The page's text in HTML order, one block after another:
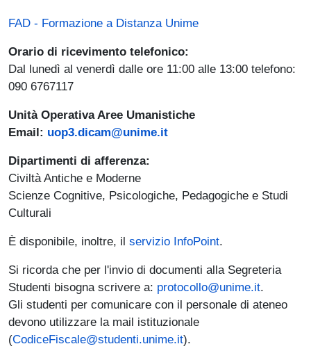
FAD - Formazione a Distanza Unime
Orario di ricevimento telefonico:
Dal lunedì al venerdì dalle ore 11:00 alle 13:00 telefono:
090 6767117
Unità Operativa Aree Umanistiche
Email: uop3.dicam@unime.it
Dipartimenti di afferenza:
Civiltà Antiche e Moderne
Scienze Cognitive, Psicologiche, Pedagogiche e Studi
Culturali
È disponibile, inoltre, il servizio InfoPoint.
Si ricorda che per l'invio di documenti alla Segreteria
Studenti bisogna scrivere a: protocollo@unime.it.
Gli studenti per comunicare con il personale di ateneo
devono utilizzare la mail istituzionale
(CodiceFiscale@studenti.unime.it).